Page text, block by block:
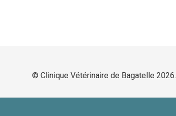
© Clinique Vétérinaire de Bagatelle 2026.